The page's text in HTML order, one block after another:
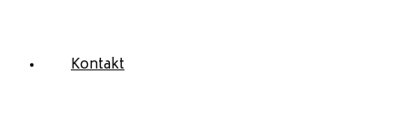
Kontakt